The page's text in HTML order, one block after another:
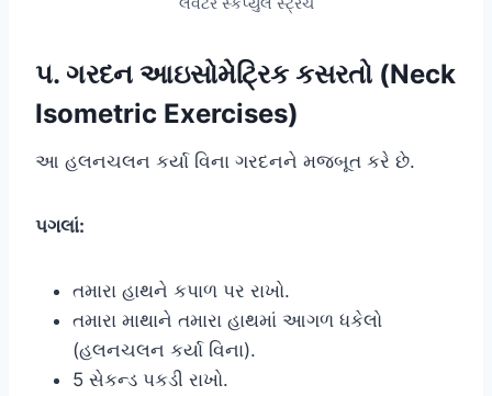
૫. ગરદન આઇસોમેટ્રિક કસરતો (Neck
Isometric Exercises)
આ હલનચલન કર્યા વિના ગરદનને મજબૂત કરે છે.
પગલાં:
તમારા હાથને કપાળ પર રાખો.
તમારા માથાને તમારા હાથમાં આગળ ધકેલો
(હલનચલન કર્યા વિના).
5 સેકન્ડ પકડી રાખો.